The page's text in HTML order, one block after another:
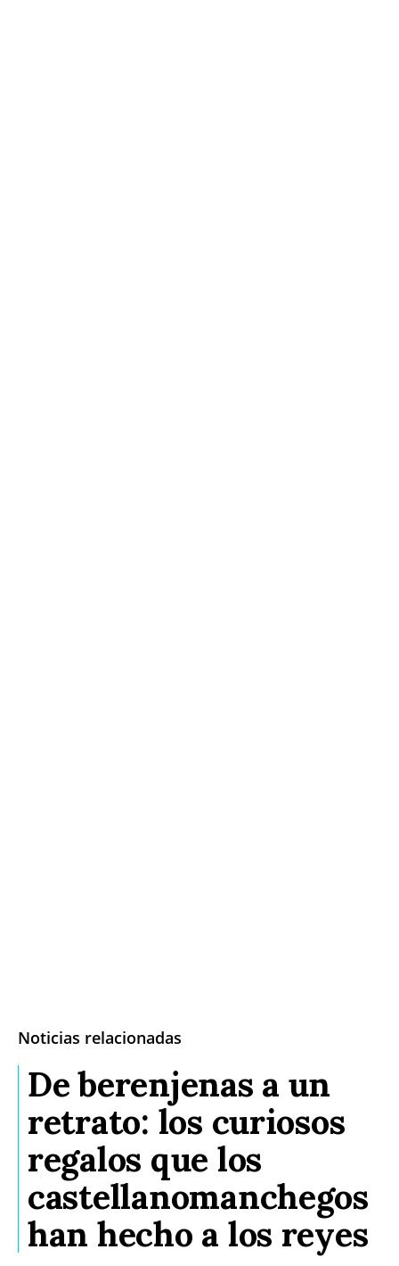
Noticias relacionadas
De berenjenas a un
retrato: los curiosos
regalos que los
castellanomanchegos
han hecho a los reyes